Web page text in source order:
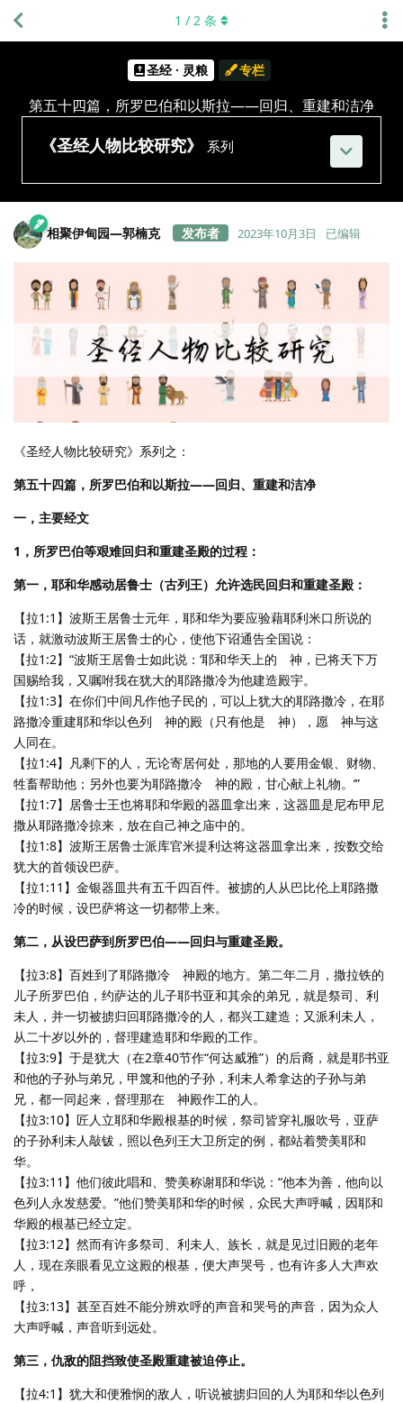
圣经 · 灵粮 专栏
第五十四篇，所罗巴伯和以斯拉——回归、重建和洁净
《圣经人物比较研究》 系列
1 / 2 条
相聚伊甸园—郭楠克 2023年10月3日 已编辑
《圣经人物比较研究》系列之：
第五十四篇，所罗巴伯和以斯拉——回归、重建和洁净
一，主要经文
1，所罗巴伯等艰难回归和重建圣殿的过程：
第一，耶和华感动居鲁士（古列王）允许选民回归和重建圣殿：
【拉1:1】波斯王居鲁士元年，耶和华为要应验藉耶利米口所说的
话，就激动波斯王居鲁士的心，使他下诏通告全国说：
【拉1:2】“波斯王居鲁士如此说：‘耶和华天上的 神，已将天下万
国赐给我，又嘱咐我在犹大的耶路撒冷为他建造殿宇。
【拉1:3】在你们中间凡作他子民的，可以上犹大的耶路撒冷，在耶
路撒冷重建耶和华以色列 神的殿（只有他是 神），愿 神与这
人同在。
【拉1:4】凡剩下的人，无论寄居何处，那地的人要用金银、财物、
牲畜帮助他；另外也要为耶路撒冷 神的殿，甘心献上礼物。’”
【拉1:7】居鲁士王也将耶和华殿的器皿拿出来，这器皿是尼布甲尼
撒从耶路撒冷掠来，放在自己神之庙中的。
【拉1:8】波斯王居鲁士派库官米提利达将这器皿拿出来，按数交给
犹大的首领设巴萨。
【拉1:11】金银器皿共有五千四百件。被掳的人从巴比伦上耶路撒
冷的时候，设巴萨将这一切都带上来。
第二，从设巴萨到所罗巴伯——回归与重建圣殿。
【拉3:8】百姓到了耶路撒冷 神殿的地方。第二年二月，撒拉铁的
儿子所罗巴伯，约萨达的儿子耶书亚和其余的弟兄，就是祭司、利
未人，并一切被掳归回耶路撒冷的人，都兴工建造；又派利未人，
从二十岁以外的，督理建造耶和华殿的工作。
【拉3:9】于是犹大（在2章40节作“何达威雅”）的后裔，就是耶书亚
和他的子孙与弟兄，甲篾和他的子孙，利未人希拿达的子孙与弟
兄，都一同起来，督理那在 神殿作工的人。
【拉3:10】匠人立耶和华殿根基的时候，祭司皆穿礼服吹号，亚萨
的子孙利未人敲钹，照以色列王大卫所定的例，都站着赞美耶和
华。
【拉3:11】他们彼此唱和、赞美称谢耶和华说：“他本为善，他向以
色列人永发慈爱。”他们赞美耶和华的时候，众民大声呼喊，因耶和
华殿的根基已经立定。
【拉3:12】然而有许多祭司、利未人、族长，就是见过旧殿的老年
人，现在亲眼看见立这殿的根基，便大声哭号，也有许多人大声欢
呼，
【拉3:13】甚至百姓不能分辨欢呼的声音和哭号的声音，因为众人
大声呼喊，声音听到远处。
第三，仇敌的阻挡致使圣殿重建被迫停止。
【拉4:1】犹大和便雅悯的敌人，听说被掳归回的人为耶和华以色列